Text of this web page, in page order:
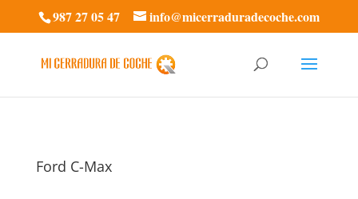
987 27 05 47 info@micerraduradecoche.com
Ford C-Max